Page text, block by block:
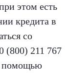
этом есть
кредита в
со
(800) 211 767
помощью